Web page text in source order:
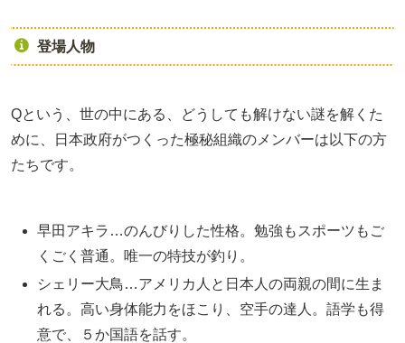
登場人物
Qという、世の中にある、どうしても解けない謎を解くた
めに、日本政府がつくった極秘組織のメンバーは以下の方
たちです。
早田アキラ…のんびりした性格。勉強もスポーツもご
くごく普通。唯一の特技が釣り。
シェリー大鳥…アメリカ人と日本人の両親の間に生ま
れる。高い身体能力をほこり、空手の達人。語学も得
意で、５か国語を話す。